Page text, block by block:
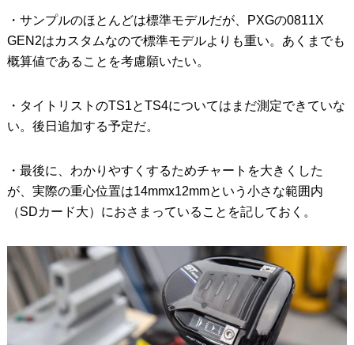
・サンプルのほとんどは標準モデルだが、PXGの0811X
GEN2はカスタムなので標準モデルよりも重い。あくまでも
概算値であることを考慮願いたい。
・タイトリストのTS1とTS4についてはまだ測定できていな
い。後日追加する予定だ。
・最後に、わかりやすくするためチャートを大きくした
が、実際の重心位置は14mmx12mmという小さな範囲内
（SDカード大）におさまっていることを記しておく。